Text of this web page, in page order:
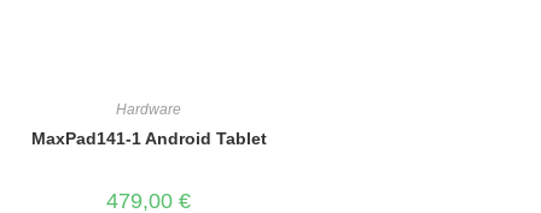
Hardware
MaxPad141-1 Android Tablet
479,00€